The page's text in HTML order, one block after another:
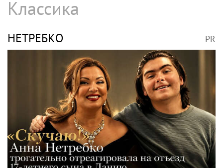
Классика
НЕТРЕБКО PR